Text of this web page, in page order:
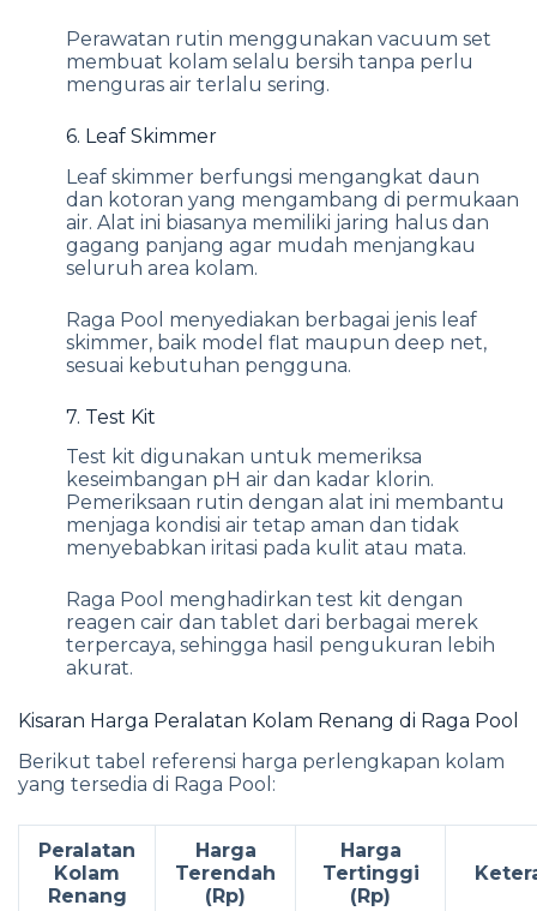
Perawatan rutin menggunakan vacuum set
membuat kolam selalu bersih tanpa perlu
menguras air terlalu sering.
6. Leaf Skimmer
Leaf skimmer berfungsi mengangkat daun
dan kotoran yang mengambang di permukaan
air. Alat ini biasanya memiliki jaring halus dan
gagang panjang agar mudah menjangkau
seluruh area kolam.
Raga Pool menyediakan berbagai jenis leaf
skimmer, baik model flat maupun deep net,
sesuai kebutuhan pengguna.
7. Test Kit
Test kit digunakan untuk memeriksa
keseimbangan pH air dan kadar klorin.
Pemeriksaan rutin dengan alat ini membantu
menjaga kondisi air tetap aman dan tidak
menyebabkan iritasi pada kulit atau mata.
Raga Pool menghadirkan test kit dengan
reagen cair dan tablet dari berbagai merek
terpercaya, sehingga hasil pengukuran lebih
akurat.
Kisaran Harga Peralatan Kolam Renang di Raga Pool
Berikut tabel referensi harga perlengkapan kolam
yang tersedia di Raga Pool:
Peralatan
Kolam
Renang
Harga
Terendah
(Rp)
Harga
Tertinggi
(Rp)